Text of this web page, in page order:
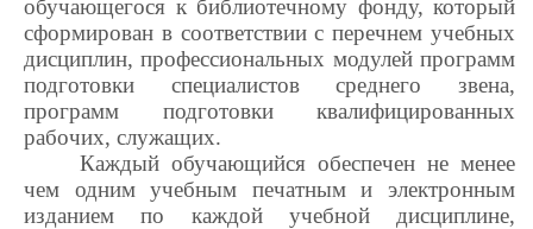
обучающегося к библиотечному фонду, который
сформирован в соответствии с перечнем учебных
дисциплин, профессиональных модулей программ
подготовки специалистов среднего звена,
программ подготовки квалифицированных
рабочих, служащих.
Каждый обучающийся обеспечен не менее
чем одним учебным печатным и электронным
изданием по каждой учебной дисциплине,